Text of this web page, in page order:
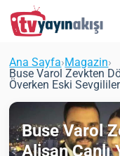
Ana Sayfa›Magazin›
Buse Varol Zevkten
Överken Eski
Buse Varol
Alişan Canlı